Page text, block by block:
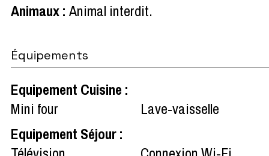
Animaux: Animal interdit
Équipements
Equipement Cuisine :
Mini four
Lave-vaisselle
Equipement Séjour: